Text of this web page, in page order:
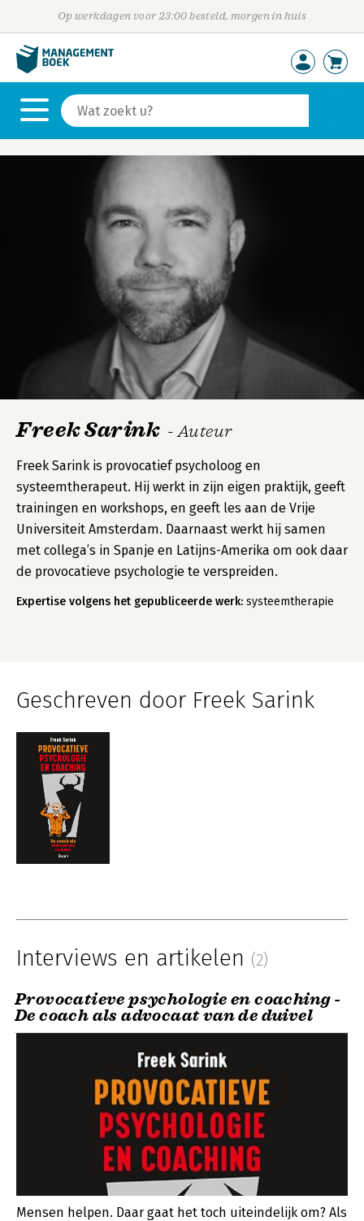
Op werkdagen voor 23:00 besteld, morgen in huis
Freek Sarink - Auteur
Freek Sarink is provocatief psycholoog en
systeemtherapeut. Hij werkt in zijn eigen praktijk, geeft
trainingen en workshops, en geeft les aan de Vrije
Universiteit Amsterdam. Daarnaast werkt hij samen
met collega’s in Spanje en Latijns-Amerika om ook daar
de provocatieve psychologie te verspreiden.
Expertise volgens het gepubliceerde werk: systeemtherapie
Geschreven door Freek Sarink
Interviews en artikelen (2)
Provocatieve psychologie en coaching -
De coach als advocaat van de duivel
Mensen helpen. Daar gaat het toch uiteindelijk om? Als